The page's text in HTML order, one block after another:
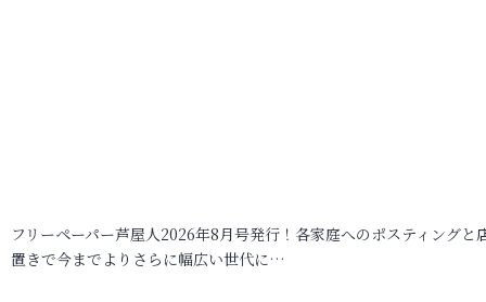
フリーペーパー芦屋人2026年8月号発行！各家庭へのポスティングと
置きで今までよりさらに幅広い世代に…